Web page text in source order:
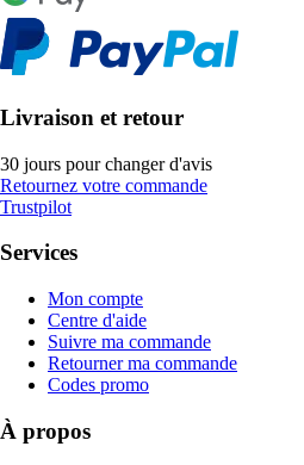
Livraison et retour
30 jours pour changer d'avis
Retournez votre commande
Trustpilot
Services
Mon compte
Centre d'aide
Suivre ma commande
Retourner ma commande
Codes promo
À propos